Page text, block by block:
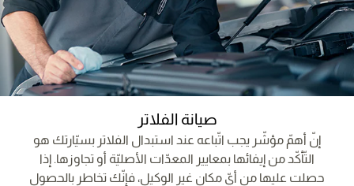
صيانة الفلاتر
إنّ أهمّ مؤشّر يجب اتّباعه عند استبدال الفلاتر بسيّارتك هو
التّأكّد من إيفائها بمعايير المعدّات الأصليّة أو تجاوزها. إذا
حصلت عليها من أيّ مكان غير الوكيل، فإنّك تخاطر بالحصول